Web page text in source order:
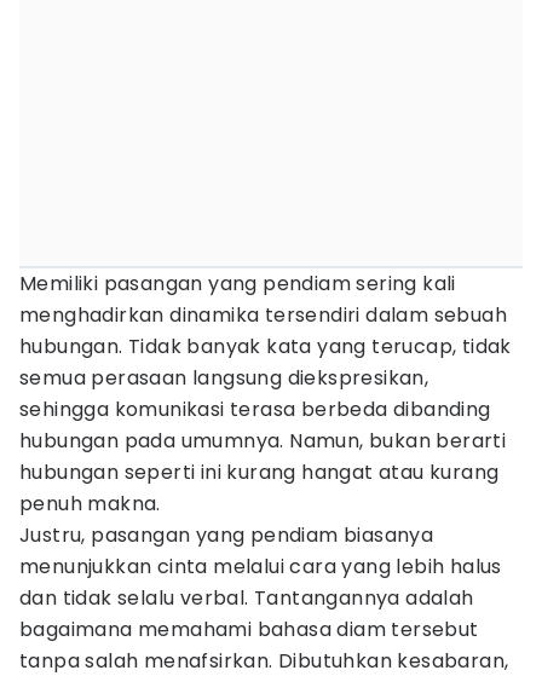
Memiliki pasangan yang pendiam sering kali
menghadirkan dinamika tersendiri dalam sebuah
hubungan. Tidak banyak kata yang terucap, tidak
semua perasaan langsung diekspresikan,
sehingga komunikasi terasa berbeda dibanding
hubungan pada umumnya. Namun, bukan berarti
hubungan seperti ini kurang hangat atau kurang
penuh makna.
Justru, pasangan yang pendiam biasanya
menunjukkan cinta melalui cara yang lebih halus
dan tidak selalu verbal. Tantangannya adalah
bagaimana memahami bahasa diam tersebut
tanpa salah menafsirkan. Dibutuhkan kesabaran,